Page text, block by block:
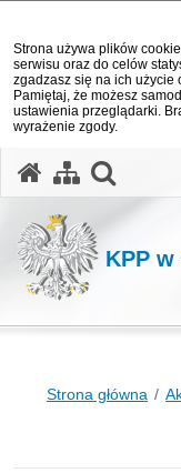
Strona używa plików
serwisu oraz do celów
zgadzasz się na ich użycie
Pamiętaj, że możesz
ustawienia przeglądarki.
wyrażenie zgody.
KPP w
Strona główna